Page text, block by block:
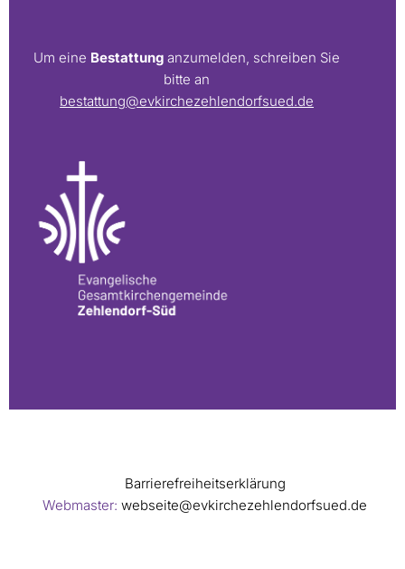
Um eine Bestattung anzumelden, schreiben Sie
bitte an
bestattung@evkirchezehlendorfsued.de
Barrierefreiheitserklärung
Webmaster: webseite@evkirchezehlendorfsued.de